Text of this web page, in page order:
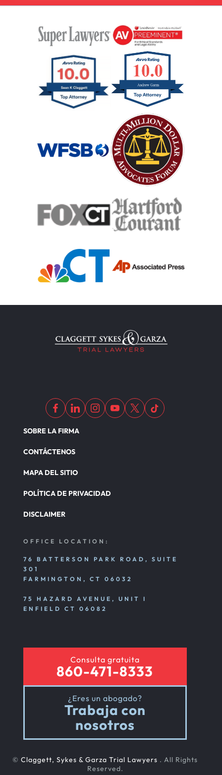
SOBRE LA FIRMA
CONTÁCTENOS
MAPA DEL SITIO
POLÍTICA DE PRIVACIDAD
DISCLAIMER
OFFICE LOCATION:
76 BATTERSON PARK ROAD, SUITE
301
FARMINGTON, CT 06032
75 HAZARD AVENUE, UNIT I
ENFIELD CT 06082
Consulta gratuita
860-471-8333
¿Eres un abogado?
Trabaja con
nosotros
© Claggett, Sykes & Garza Trial Lawyers . All Rights
Reserved.